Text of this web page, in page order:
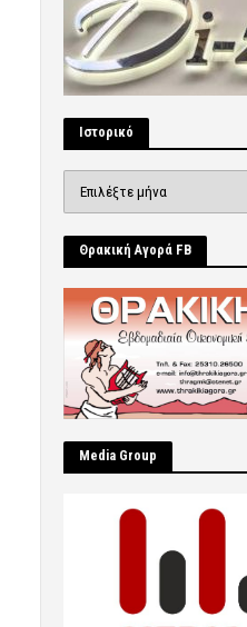
Ιστορικό
Θρακική Αγορά FB
Μedia Group